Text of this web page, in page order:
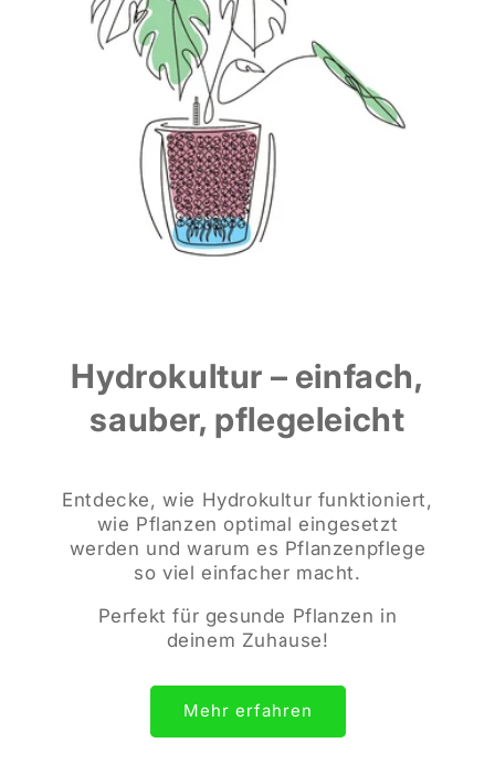
Hydrokultur – einfach,
sauber, pflegeleicht
Entdecke, wie Hydrokultur funktioniert,
wie Pflanzen optimal eingesetzt
werden und warum es Pflanzenpflege
so viel einfacher macht.
Perfekt für gesunde Pflanzen in
deinem Zuhause!
Mehr erfahren